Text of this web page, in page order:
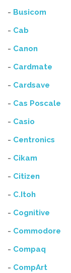
- Busicom
- Cab
- Canon
- Cardmate
- Cardsave
- Cas Poscale
- Casio
- Centronics
- Cikam
- Citizen
- C.Itoh
- Cognitive
- Commodore
- Compaq
- CompArt